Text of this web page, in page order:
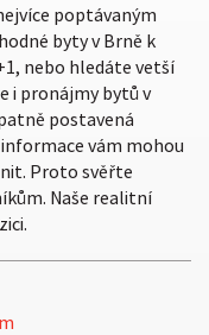
poptávaným
byty v Brně k
nebo hledáte vetší
i pronájmy bytů v
postavená
vám mohou
Proto svěřte
Naše realitní